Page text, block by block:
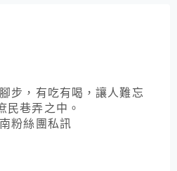
步，有吃有喝，讓人難忘
民巷弄之中。
粉絲團私訊